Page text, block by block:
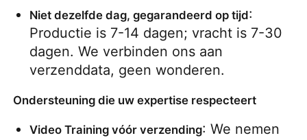
Niet dezelfde dag, gegarandeerd op tijd:
Productie is 7-14 dagen; vracht is 7-30
dagen. We verbinden ons aan
verzenddata, geen wonderen.
Ondersteuning die uw expertise respecteert
Video Training vóór verzending: We nemen